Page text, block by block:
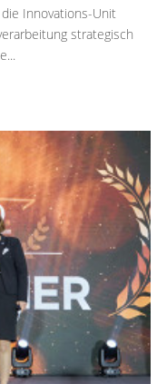
Innovations-Unit
strategisch